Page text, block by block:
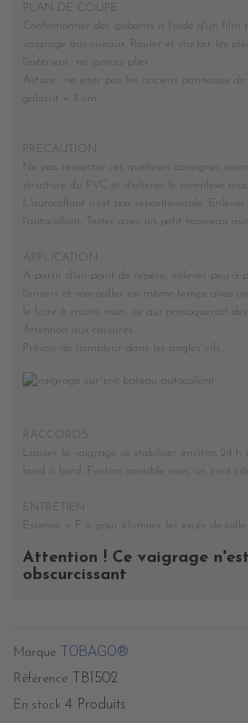
PLAN DE COUPE :
Confectionner des gabarits à l'aide d'un film
vaigrage aux ciseaux. Rouler et stocker les
l'extérieur, ne jamais plier.
Astuce : ne jeter pas les anciens panneaux
gabarit + 3 cm
PRECAUTION :
Ne pas respecter ces quelques consignes
structure du PVC et d'altérer le complexe
L'autocollant n'est pas repositionable.
l'autocollant. Tester avec un petit morceau
APPLICATION :
A partir d'un point de repère, enlever peu à
l'envers et maroufler en même temps avec
le faire à mains nues, ce qui provoquerait
Attention aux cassures.
Prévoir de l'ampleur dans les angles vifs.
RACCORDS :
Laisser le vaigrage se stabiliser environ 24 h
bord à bord. Finition possible avec un joint
ENTRETIEN :
Essence « F » pour éliminer les excès de colle.
Attention ! Ce vaigrage
obscurcissant
Marque TOBAGO®
Référence TB1502
En stock 4 Produits